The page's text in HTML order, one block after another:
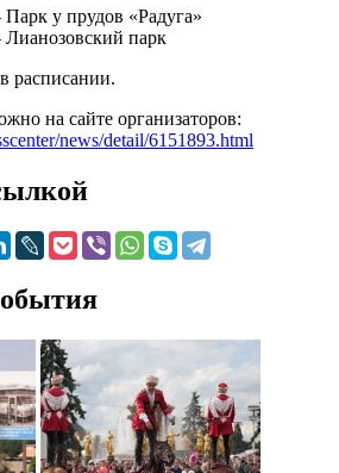
у прудов «Радуга»
парк
расписании.
на сайте организаторов:
news/detail/6151893.html